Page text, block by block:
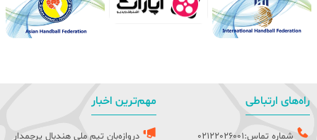
راه‌های ارتباطی
شماره تماس:02122026001
مهم‌ترین اخبار
دروازه‌بان تیم ملی هندبال پرچمدار